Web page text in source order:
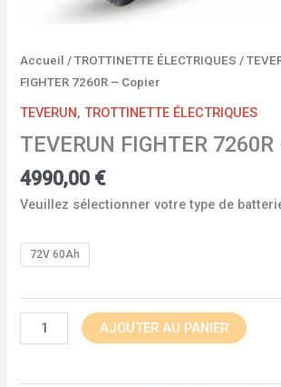
Accueil /TROTTINETTE ÉLECTRIQUES /
FIGHTER 7260R – Copier
TEVERUN,TROTTINETTE ÉLECTRIQUES
TEVERUN FIGHTER
4990,00 €
Veuillez sélectionner votre type de
72V 60Ah
AJOUTER AU PANIER